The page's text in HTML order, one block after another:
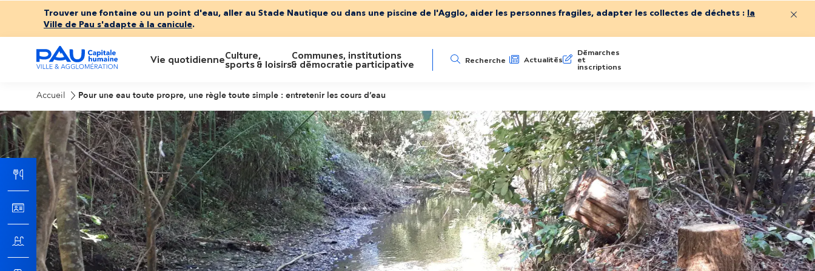
Trouver une fontaine ou un point d'eau, aller au Stade Nautique ou dans une piscine de l'Agglo, aider les personnes fragiles, adapter les collectes de déchets :
la
Ville de Pau s'adapte à la canicule.
M
e
n
u
p
r
i
Vie quotidienneCulture,
sports & loisirs
Communes, institutions
& démocratie participative
N
v
i
g
a
t
Recherche Actualités
Démarches
et
inscriptions
Accueil Pour une eau toute propre, une règle toute simple : entretenir les cours d’eau